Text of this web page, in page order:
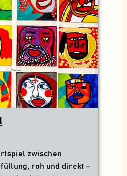
zwischen
roh und direkt –